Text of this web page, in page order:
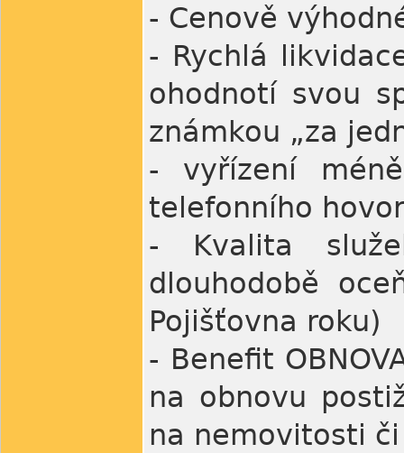
- Cenově
- Rychlá
ohodnotí svou
známkou „za
- vyřízení
telefonního
- Kvalita
dlouhodobě
Pojišťovna roku)
- Beneﬁt
na obnovu
na nemovitosti